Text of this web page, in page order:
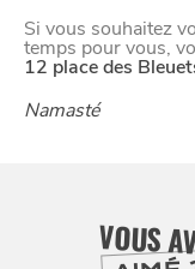
Si vous souhaitez
temps pour vous,
12 place des
Namasté
VOUS